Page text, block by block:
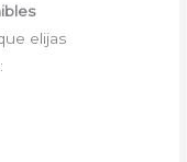
elijas